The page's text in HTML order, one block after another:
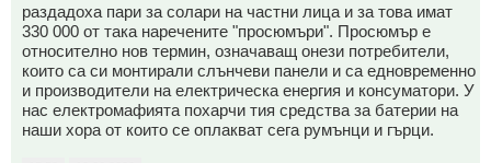
раздадоха пари за солари на частни лица и за това имат
330 000 от така наречените "просюмъри". Просюмър е
относително нов термин, означаващ онези потребители,
които са си монтирали слънчеви панели и са едновременно
и производители на електрическа енергия и консуматори. У
нас електромафията похарчи тия средства за батерии на
наши хора от които се оплакват сега румънци и гърци.